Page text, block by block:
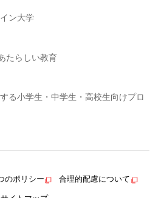
ン大学
たらしい教育
る小学生・中学生・高校生向けプロ
のポリシー 合理的配慮について